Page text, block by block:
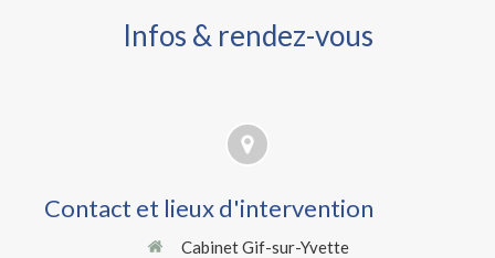
Infos & rendez-vous
Contact et lieux d'intervention
Cabinet Gif-sur-Yvette